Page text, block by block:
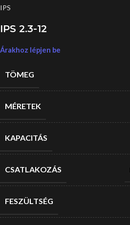
IPS
IPS 2.3-12
Árakhoz lépjen be
TÖMEG
MÉRETEK
KAPACITÁS
CSATLAKOZÁS
FESZÜLTSÉG